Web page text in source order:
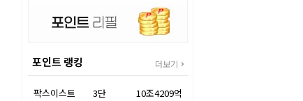
포인트 랭킹 더보기
팍스이스트 3단
10조4209억